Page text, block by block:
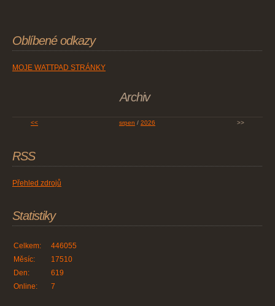
Oblíbené odkazy
MOJE WATTPAD STRÁNKY
Archiv
<< srpen / 2026 >>
RSS
Přehled zdrojů
Statistiky
Online: 7
Celkem:
446055
Měsíc:
17510
Den:
619